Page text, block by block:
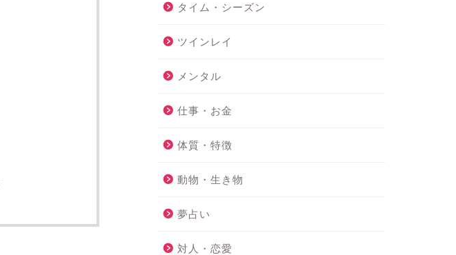
タイム・シーズン
ツインレイ
メンタル
仕事・お金
体質・特徴
動物・生き物
夢占い
対人・恋愛